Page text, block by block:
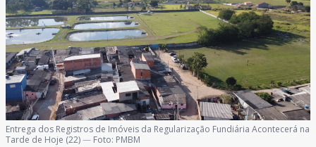
Entrega dos Registros de Imóveis da Regularização Fundiária Acontecerá na
Tarde de Hoje (22)— Foto: PMBM